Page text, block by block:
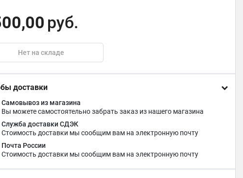
руб.
Нет на складе
доставки
Самовывоз из магазина
Вы можете самостоятельно забрать заказ из нашего магазина
Служба доставки СДЭК
Стоимость доставки мы сообщим вам на электронную почту
Почта России
Стоимость доставки мы сообщим вам на электронную почту